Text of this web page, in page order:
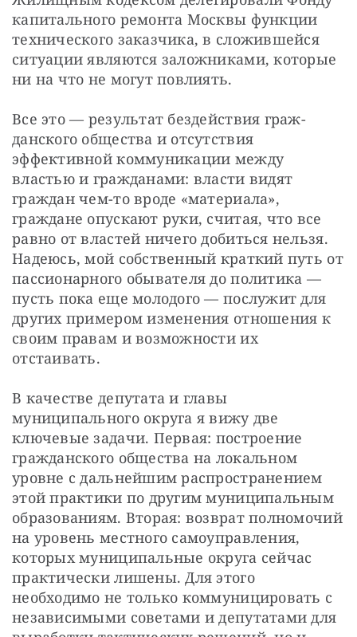
капитального ремонта Москвы функции
технического заказчика, в сложившейся
ситуации являются заложниками, которые
ни на что не могут повлиять.
Все это — результат бездействия граж­
данского общества и отсутствия
эффективной коммуникации между
властью и гражданами: власти видят
граждан чем-то вроде «материала»,
граждане опускают руки, считая, что все
равно от властей ничего добиться нельзя.
Надеюсь, мой собственный краткий путь от
пассионарного обывателя до политика —
пусть пока еще молодого — послужит для
других примером изменения отношения к
своим правам и возможности их
отстаивать.
В качестве депутата и главы
муниципального округа я вижу две
ключевые задачи. Первая: построение
гражданского общества на локальном
уровне с дальнейшим распространением
этой практики по другим муниципальным
образованиям. Вторая: возврат полномочий
на уровень местного самоуправления,
которых муниципальные округа сейчас
практически лишены. Для этого
необходимо не только коммуницировать с
независимыми советами и депутатами для